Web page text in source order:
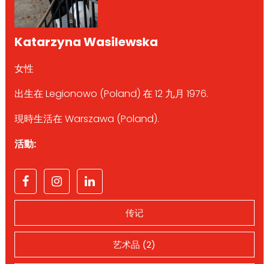
Katarzyna Wasilewska
女性
出生在 Legionowo (Poland) 在 12 九月 1976.
現時生活在 Warszawa (Poland).
活動:
传记
艺术品 (2)